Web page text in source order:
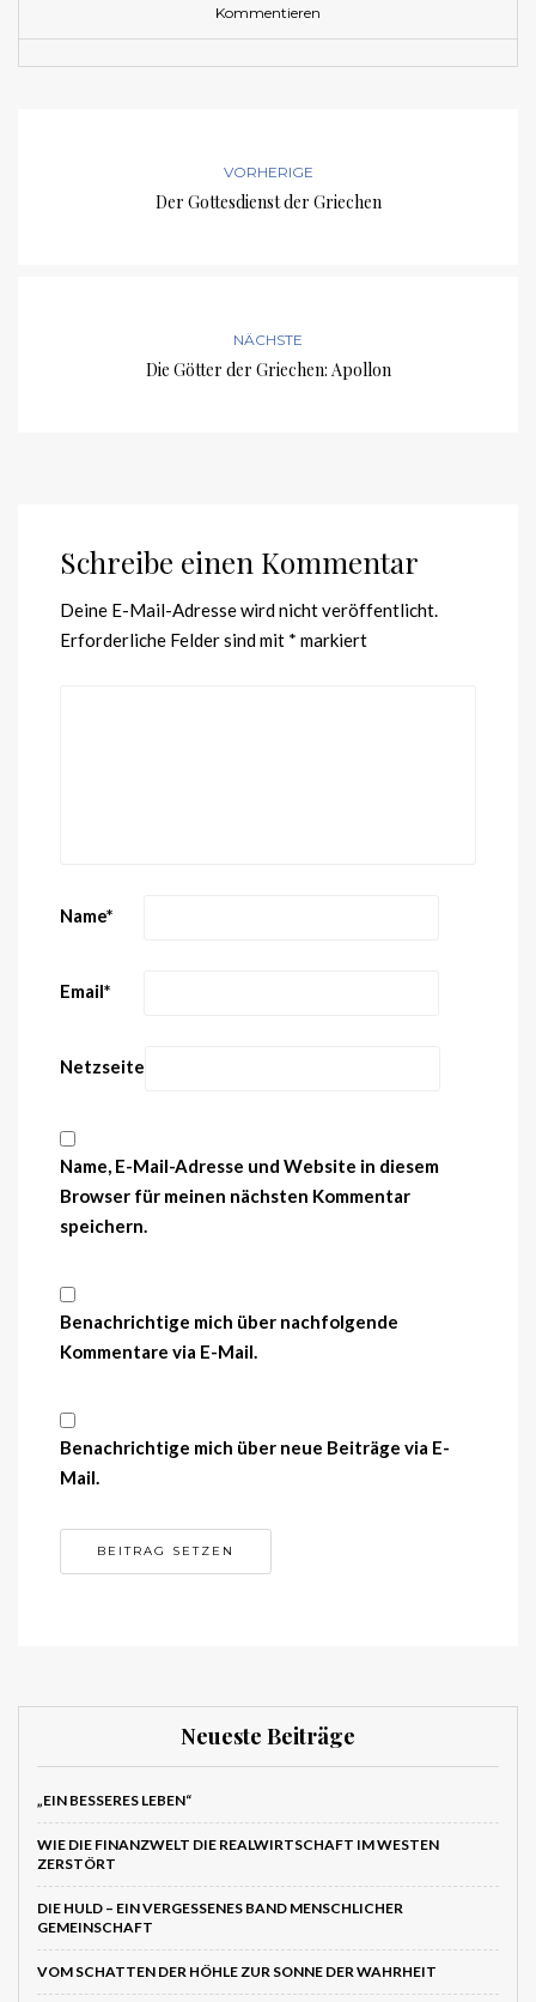
Kommentieren
VORHERIGE
Der Gottesdienst der Griechen
NÄCHSTE
Die Götter der Griechen: Apollon
Schreibe einen Kommentar
Deine E-Mail-Adresse wird nicht veröffentlicht.
Erforderliche Felder sind mit * markiert
Name*
Email*
Netzseite
Name, E-Mail-Adresse und Website in diesem
Browser für meinen nächsten Kommentar
speichern.
Benachrichtige mich über nachfolgende
Kommentare via E-Mail.
Benachrichtige mich über neue Beiträge via E-
Mail.
Neueste Beiträge
„EIN BESSERES LEBEN“
WIE DIE FINANZWELT DIE REALWIRTSCHAFT IM WESTEN
ZERSTÖRT
DIE HULD – EIN VERGESSENES BAND MENSCHLICHER
GEMEINSCHAFT
VOM SCHATTEN DER HÖHLE ZUR SONNE DER WAHRHEIT